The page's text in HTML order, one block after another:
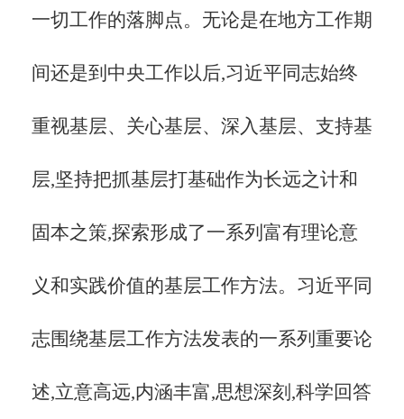
一切工作的落脚点。无论是在地方工作期
间还是到中央工作以后,习近平同志始终
重视基层、关心基层、深入基层、支持基
层,坚持把抓基层打基础作为长远之计和
固本之策,探索形成了一系列富有理论意
义和实践价值的基层工作方法。习近平同
志围绕基层工作方法发表的一系列重要论
述,立意高远,内涵丰富,思想深刻,科学回答